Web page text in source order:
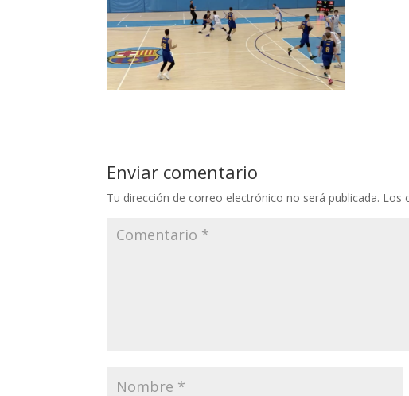
Enviar comentario
Tu dirección de correo electrónico no será publicada. Los